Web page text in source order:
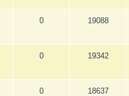
0 19088
0 19342
0 18637